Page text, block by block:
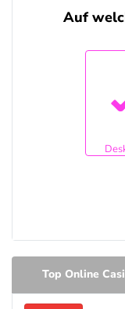
Auf
Top Online